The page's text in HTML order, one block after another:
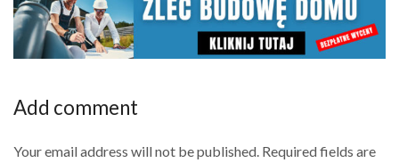
Add comment
Your email address will not be published. Required fields are